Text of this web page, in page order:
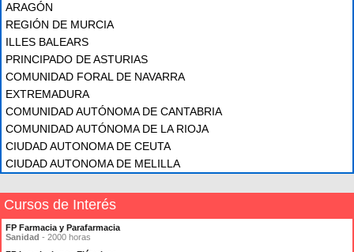
ARAGÓN
REGIÓN DE MURCIA
ILLES BALEARS
PRINCIPADO DE ASTURIAS
COMUNIDAD FORAL DE NAVARRA
EXTREMADURA
COMUNIDAD AUTÓNOMA DE CANTABRIA
COMUNIDAD AUTÓNOMA DE LA RIOJA
CIUDAD AUTONOMA DE CEUTA
CIUDAD AUTONOMA DE MELILLA
Cursos de Interés
FP Farmacia y Parafarmacia
Sanidad - 2000 horas